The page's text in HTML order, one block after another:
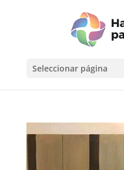
Seleccionar página